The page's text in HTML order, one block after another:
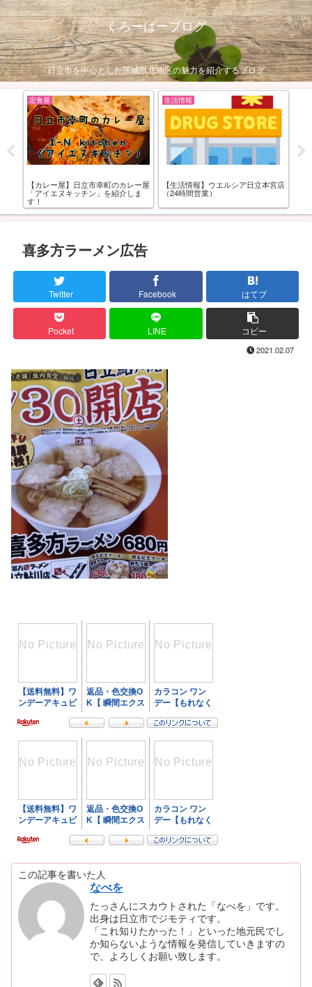
くろーばーブログ
日立市を中心とした茨城県北地区の魅力を紹介するブログ
報】ウエルシア日立本宮店
営業）
お土産
【和菓子】日立市「運平堂」（うん
ぺいどう）
アウトドア
【絶景スポット
民の森）
喜多方ラーメン広告
Twitter Facebook はてブ
Pocket LINE コピー
2021.02.07
この記事を書いた人
なべを
たっさんにスカウトされた「なべを」です。
出身は日立市でジモティです。
「これ知りたかった！」といった地元民でし
か知らないような情報を発信していきますの
で、よろしくお願い致します。